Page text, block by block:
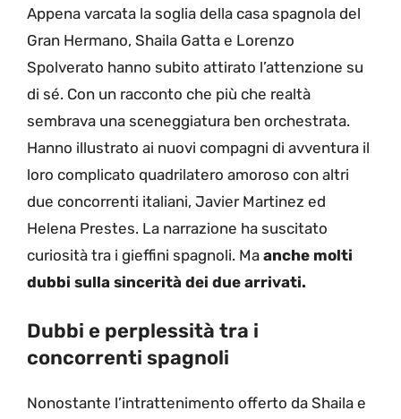
Appena varcata la soglia della casa spagnola del
Gran Hermano, Shaila Gatta e Lorenzo
Spolverato hanno subito attirato l’attenzione su
di sé. Con un racconto che più che realtà
sembrava una sceneggiatura ben orchestrata.
Hanno illustrato ai nuovi compagni di avventura il
loro complicato quadrilatero amoroso con altri
due concorrenti italiani, Javier Martinez ed
Helena Prestes. La narrazione ha suscitato
curiosità tra i gieffini spagnoli. Ma anche molti
dubbi sulla sincerità dei due arrivati.
Dubbi e perplessità tra i
concorrenti spagnoli
Nonostante l’intrattenimento offerto da Shaila e